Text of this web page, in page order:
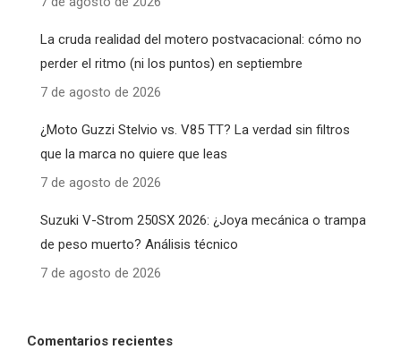
La cruda realidad del motero postvacacional: cómo no
perder el ritmo (ni los puntos) en septiembre
7 de agosto de 2026
¿Moto Guzzi Stelvio vs. V85 TT? La verdad sin filtros
que la marca no quiere que leas
7 de agosto de 2026
Suzuki V-Strom 250SX 2026: ¿Joya mecánica o trampa
de peso muerto? Análisis técnico
7 de agosto de 2026
Comentarios recientes